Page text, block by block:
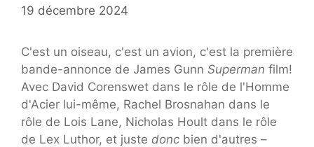
19 décembre 2024
C'est un oiseau, c'est un avion, c'est la première
bande-annonce de James Gunn Superman film!
Avec David Corenswet dans le rôle de l'Homme
d'Acier lui-même, Rachel Brosnahan dans le
rôle de Lois Lane, Nicholas Hoult dans le rôle
de Lex Luthor, et juste donc bien d'autres –